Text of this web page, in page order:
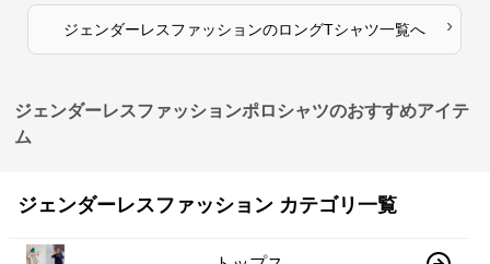
ジェンダーレスファッションのロングTシャツ一覧へ ›
ジェンダーレスファッションポロシャツのおすすめアイテ
ム
ジェンダーレスファッション カテゴリ一覧